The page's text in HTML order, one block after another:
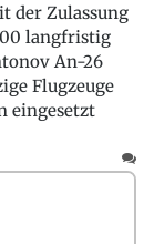
der Zulassung
langfristig
An-26
Flugzeuge
eingesetzt